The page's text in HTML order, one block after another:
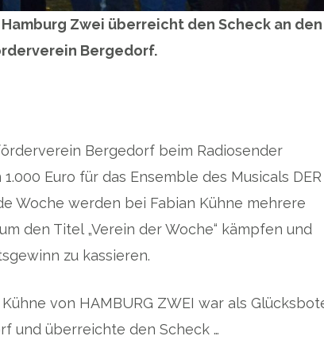
Zwei überreicht den Scheck an den
Bergedorf.
Bergedorf beim Radiosender
Euro für das Ensemble des Musicals DER
Woche werden bei Fabian Kühne mehrere
den Titel „Verein der Woche“ kämpfen und
zu kassieren.
von HAMBURG ZWEI war als
und überreichte den Scheck …